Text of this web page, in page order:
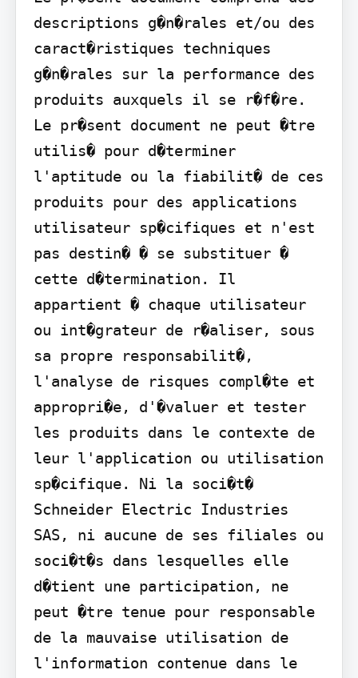
descriptions g�n�rales et/ou des
caract�ristiques techniques
g�n�rales sur la performance des
produits auxquels il se r�f�re.
Le pr�sent document ne peut �tre
utilis� pour d�terminer
l'aptitude ou la fiabilit� de ces
produits pour des applications
utilisateur sp�cifiques et n'est
pas destin� � se substituer �
cette d�termination. Il
appartient � chaque utilisateur
ou int�grateur de r�aliser, sous
sa propre responsabilit�,
l'analyse de risques compl�te et
appropri�e, d'�valuer et tester
les produits dans le contexte de
leur l'application ou utilisation
sp�cifique. Ni la soci�t�
Schneider Electric Industries
SAS, ni aucune de ses filiales ou
soci�t�s dans lesquelles elle
d�tient une participation, ne
peut �tre tenue pour responsable
de la mauvaise utilisation de
l'information contenue dans le